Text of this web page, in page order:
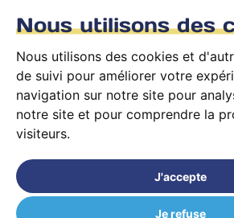
Nous utilisons des
Nous utilisons des cookies et
de suivi pour améliorer votre
navigation sur notre site pour
notre site et pour comprendre la
visiteurs.
J'accepte
Je refuse
Conditions générales d’utilisation
© 2026 PARCOURS Privé tous